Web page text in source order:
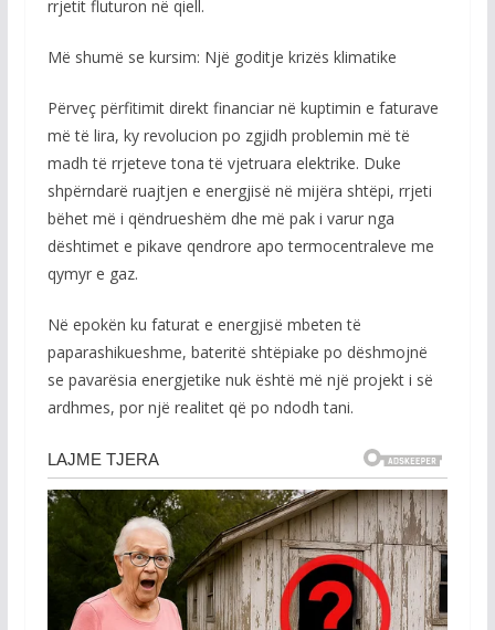
rrjetit fluturon në qiell.
Më shumë se kursim: Një goditje krizës klimatike
Përveç përfitimit direkt financiar në kuptimin e faturave
më të lira, ky revolucion po zgjidh problemin më të
madh të rrjeteve tona të vjetruara elektrike. Duke
shpërndarë ruajtjen e energjisë në mijëra shtëpi, rrjeti
bëhet më i qëndrueshëm dhe më pak i varur nga
dështimet e pikave qendrore apo termocentraleve me
qymyr e gaz.
Në epokën ku faturat e energjisë mbeten të
paparashikueshme, bateritë shtëpiake po dëshmojnë
se pavarësia energjetike nuk është më një projekt i së
ardhmes, por një realitet që po ndodh tani.